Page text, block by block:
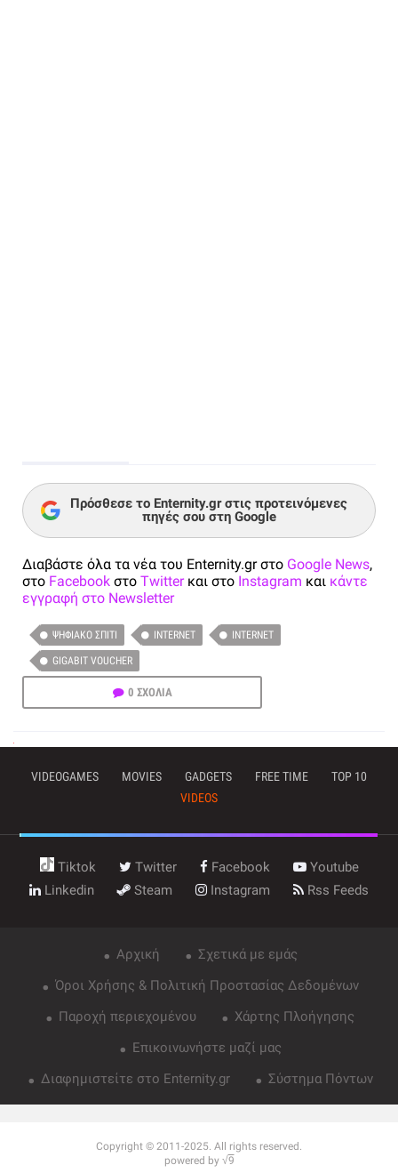
Πρόσθεσε το Enternity.gr στις προτεινόμενες
πηγές σου στη Google
Διαβάστε όλα τα νέα του Enternity.gr στο Google News,
στο Facebook στο Twitterκαι στο Instagram και κάντε
εγγραφή στο Newsletter
ΨΗΦΙΑΚΌ ΣΠΊΤΙ INTERNET INTERNET
GIGABIT VOUCHER
0 ΣΧΟΛΙΑ
VIDEOGAMES MOVIES GADGETS FREE TIME
TOP 10
VIDEOS
Tiktok Twitter Facebook
Youtube
Linkedin
Steam Instagram Rss Feeds
Αρχική
Σχετικά με εμάς
Όροι Χρήσης & Πολιτική Προστασίας Δεδομένων
Παροχή περιεχομένου
Χάρτης Πλοήγησης
Επικοινωνήστε μαζί μας
Διαφημιστείτε στο Enternity.gr
Σύστημα Πόντων
Copyright © 2011-2025. All rights reserved.
powered by √9